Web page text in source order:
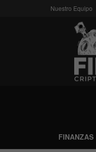
Nuestro Equipo
FINANZAS